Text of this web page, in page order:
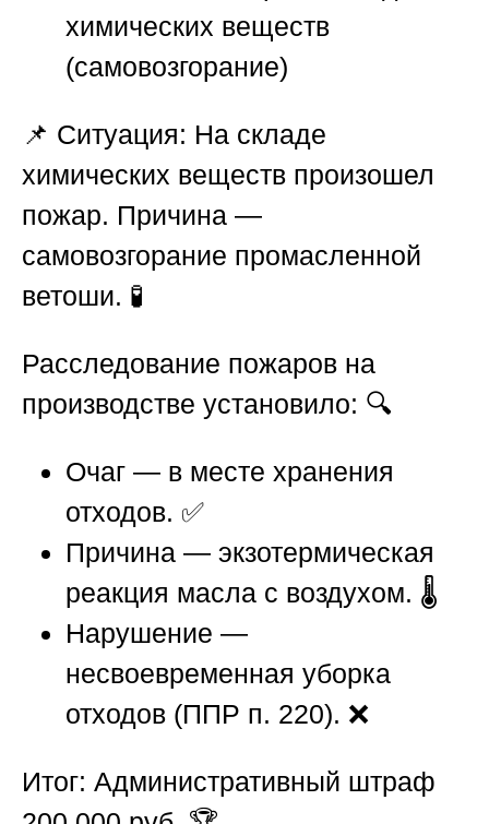
химических веществ
(самовозгорание)
📌 Ситуация: На складе
химических веществ произошел
пожар. Причина —
самовозгорание промасленной
ветоши. 🧪
Расследование пожаров на
производстве установило: 🔍
Очаг — в месте хранения
отходов. ✅
Причина — экзотермическая
реакция масла с воздухом. 🌡️
Нарушение —
несвоевременная уборка
отходов (ППР п. 220). ❌
Итог: Административный штраф